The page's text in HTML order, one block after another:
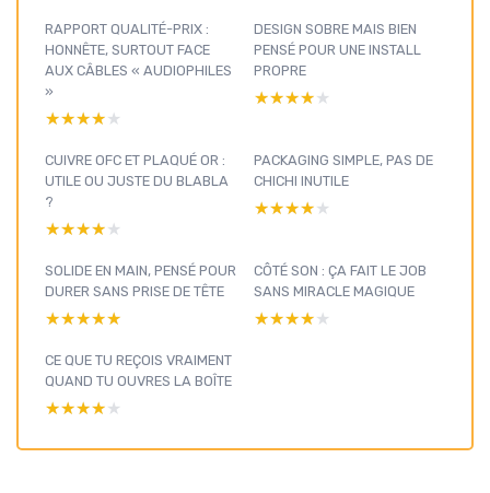
RAPPORT QUALITÉ-PRIX :
HONNÊTE, SURTOUT FACE
AUX CÂBLES « AUDIOPHILES
»
★★★★★
★★★★★
DESIGN SOBRE MAIS BIEN
PENSÉ POUR UNE INSTALL
PROPRE
★★★★★
★★★★★
CUIVRE OFC ET PLAQUÉ OR :
UTILE OU JUSTE DU BLABLA
?
★★★★★
★★★★★
PACKAGING SIMPLE, PAS DE
CHICHI INUTILE
★★★★★
★★★★★
SOLIDE EN MAIN, PENSÉ POUR
DURER SANS PRISE DE TÊTE
★★★★★
★★★★★
CÔTÉ SON : ÇA FAIT LE JOB
SANS MIRACLE MAGIQUE
★★★★★
★★★★★
CE QUE TU REÇOIS VRAIMENT
QUAND TU OUVRES LA BOÎTE
★★★★★
★★★★★